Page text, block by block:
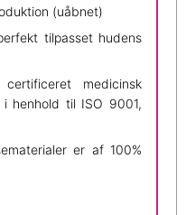
(uåbnet)
tilpasset hudens
medicinsk
henhold til ISO 9001,
er af 100%